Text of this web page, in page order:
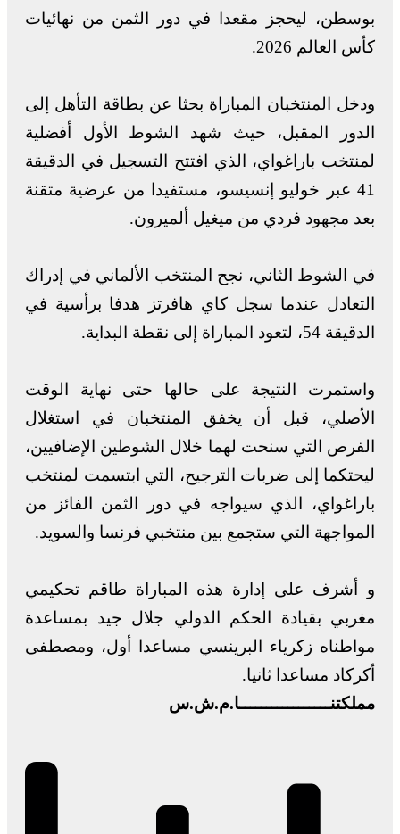
بوسطن، ليحجز مقعدا في دور الثمن من نهائيات
كأس العالم 2026.
ودخل المنتخبان المباراة بحثا عن بطاقة التأهل إلى
الدور المقبل، حيث شهد الشوط الأول أفضلية
لمنتخب باراغواي، الذي افتتح التسجيل في الدقيقة
41 عبر خوليو إنسيسو، مستفيدا من عرضية متقنة
بعد مجهود فردي من ميغيل ألميرون.
في الشوط الثاني، نجح المنتخب الألماني في إدراك
التعادل عندما سجل كاي هافرتز هدفا برأسية في
الدقيقة 54، لتعود المباراة إلى نقطة البداية.
واستمرت النتيجة على حالها حتى نهاية الوقت
الأصلي، قبل أن يخفق المنتخبان في استغلال
الفرص التي سنحت لهما خلال الشوطين الإضافيين،
ليحتكما إلى ضربات الترجيح، التي ابتسمت لمنتخب
باراغواي، الذي سيواجه في دور الثمن الفائز من
المواجهة التي ستجمع بين منتخبي فرنسا والسويد.
و أشرف على إدارة هذه المباراة طاقم تحكيمي
مغربي بقيادة الحكم الدولي جلال جيد بمساعدة
مواطناه زكرياء البرينسي مساعدا أول، ومصطفى
أكركاد مساعدا ثانيا.
مملكتنـــــــــــــــــا.م.ش.س